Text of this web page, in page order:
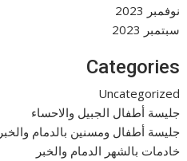
نوفمبر 2023
سبتمبر 2023
Categories
Uncategorized
جليسة أطفال الجبيل والاحساء
جليسة أطفال ومسنين بالدمام والخبر
خادمات بالشهر الدمام والخبر